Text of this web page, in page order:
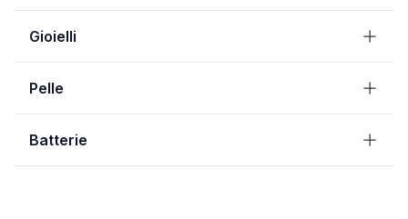
Gioielli
Pelle
Batterie